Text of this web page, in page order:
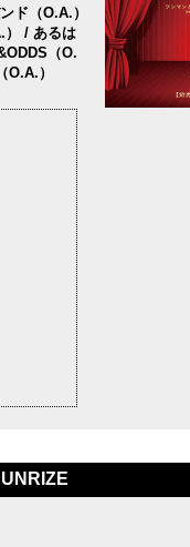
ド（O.A.）
） / あるは
（O.
）